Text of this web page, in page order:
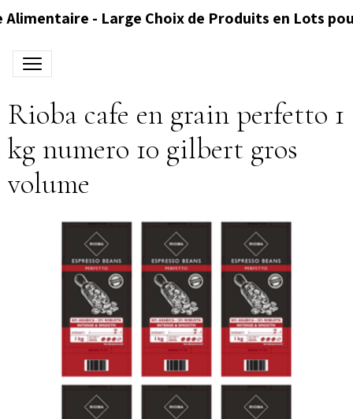
Alimentaire - Large Choix de Produits en Lots
Rioba cafe en grain perfetto 1
kg numero 10 gilbert gros
volume